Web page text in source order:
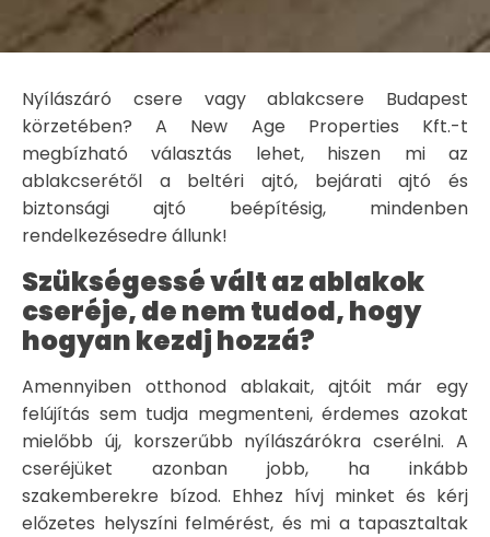
Nyílászáró csere vagy ablakcsere Budapest
körzetében? A New Age Properties Kft.-t
megbízható választás lehet, hiszen mi az
ablakcserétől a beltéri ajtó, bejárati ajtó és
biztonsági ajtó beépítésig, mindenben
rendelkezésedre állunk!
Szükségessé vált az ablakok
cseréje, de nem tudod, hogy
hogyan kezdj hozzá?
Amennyiben otthonod ablakait, ajtóit már egy
felújítás sem tudja megmenteni, érdemes azokat
mielőbb új, korszerűbb nyílászárókra cserélni. A
cseréjüket azonban jobb, ha inkább
szakemberekre bízod. Ehhez hívj minket és kérj
előzetes helyszíni felmérést, és mi a tapasztaltak